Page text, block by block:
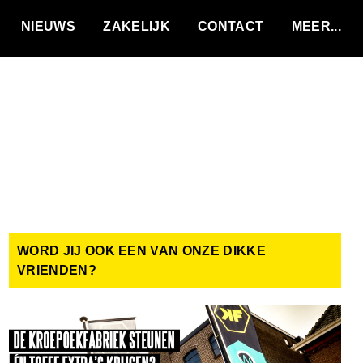
NIEUWS ZAKELIJK CONTACT
WORD JIJ OOK EEN VAN ONZE DIKKE
VRIENDEN?